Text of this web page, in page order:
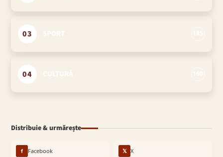
03
04
Distribuie & urmărește
f Facebook 𝕏 X